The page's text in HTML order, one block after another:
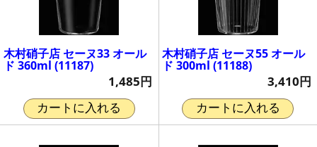
木村硝子店 セーヌ33 オール
ド 360ml (11187)
1,485円
カートに入れる
木村硝子店 セーヌ55 オール
ド 300ml (11188)
3,410円
カートに入れる